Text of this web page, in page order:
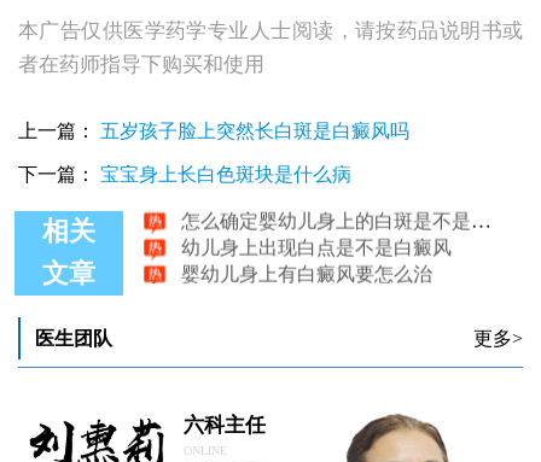
本广告仅供医学药学专业人士阅读，请按药品说明书或
者在药师指导下购买和使用
上一篇： 五岁孩子脸上突然长白斑是白癜风吗
下一篇： 宝宝身上长白色斑块是什么病
相关
文章
幼儿身上出现白点是不是白癜风
婴幼儿身上有白癜风要怎么治
婴幼儿身上长白斑会不会自动消失
医生团队 更多>
六科主任
ONLINE